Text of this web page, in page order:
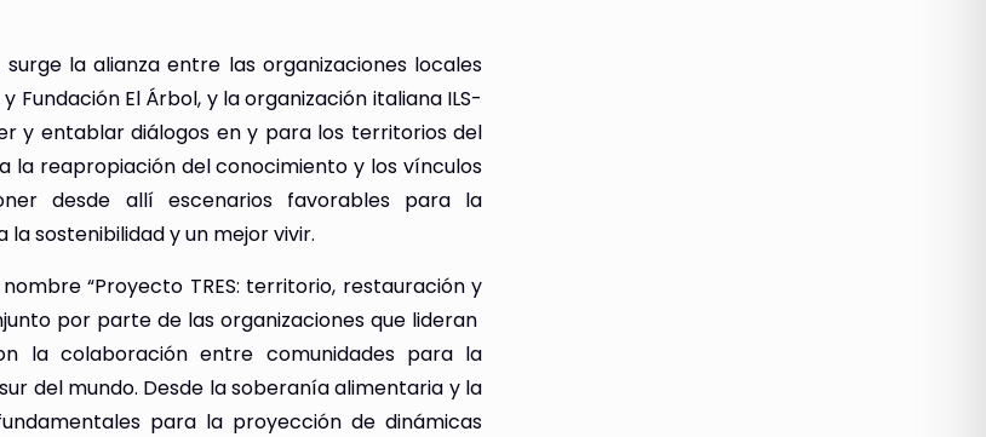
la alianza entre las organizaciones locales
y Fundación El Árbol, y la organización italiana ILS-
y entablar diálogos en y para los territorios del
la reapropiación del conocimiento y los vínculos
desde allí escenarios favorables para la
sostenibilidad y un mejor vivir.
“Proyecto TRES: territorio, restauración y
por parte de las organizaciones que lideran
la colaboración entre comunidades para la
del mundo. Desde la soberanía alimentaria y la
para la proyección de dinámicas